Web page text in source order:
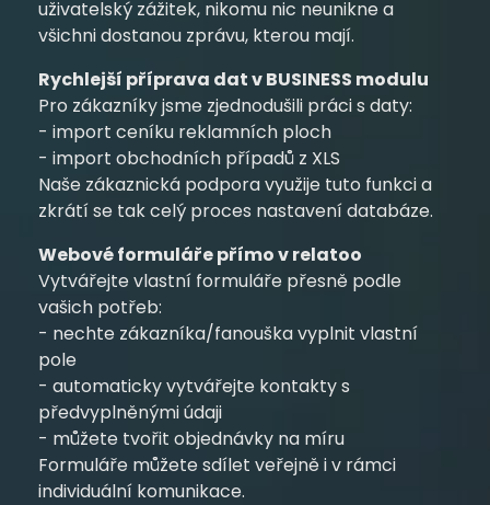
uživatelský zážitek, nikomu nic neunikne a
všichni dostanou zprávu, kterou mají.
Rychlejší příprava dat v BUSINESS modulu
Pro zákazníky jsme zjednodušili práci s daty:
- import ceníku reklamních ploch
- import obchodních případů z XLS
Naše zákaznická podpora využije tuto funkci a
zkrátí se tak celý proces nastavení databáze.
Webové formuláře přímo v relatoo
Vytvářejte vlastní formuláře přesně podle
vašich potřeb:
- nechte zákazníka/fanouška vyplnit vlastní
pole
- automaticky vytvářejte kontakty s
předvyplněnými údaji
- můžete tvořit objednávky na míru
Formuláře můžete sdílet veřejně i v rámci
individuální komunikace.